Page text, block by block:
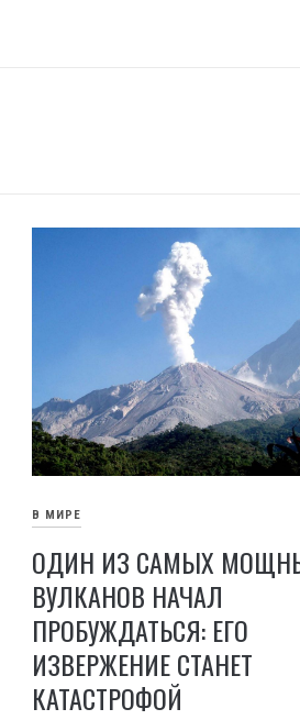
В МИРЕ
ОДИН ИЗ САМЫХ
ВУЛКАНОВ НАЧАЛ
ПРОБУЖДАТЬСЯ: ЕГО
ИЗВЕРЖЕНИЕ СТАНЕТ
КАТАСТРОФОЙ